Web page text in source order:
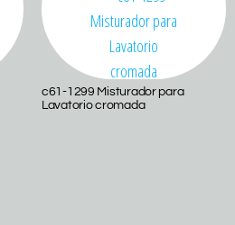
c61-1299 Misturador para
Lavatorio cromada